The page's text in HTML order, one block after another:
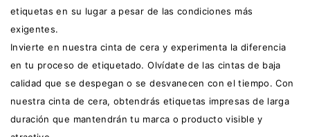
etiquetas en su lugar a pesar de las condiciones más
exigentes.
Invierte en nuestra cinta de cera y experimenta la diferencia
en tu proceso de etiquetado. Olvídate de las cintas de baja
calidad que se despegan o se desvanecen con el tiempo. Con
nuestra cinta de cera, obtendrás etiquetas impresas de larga
duración que mantendrán tu marca o producto visible y